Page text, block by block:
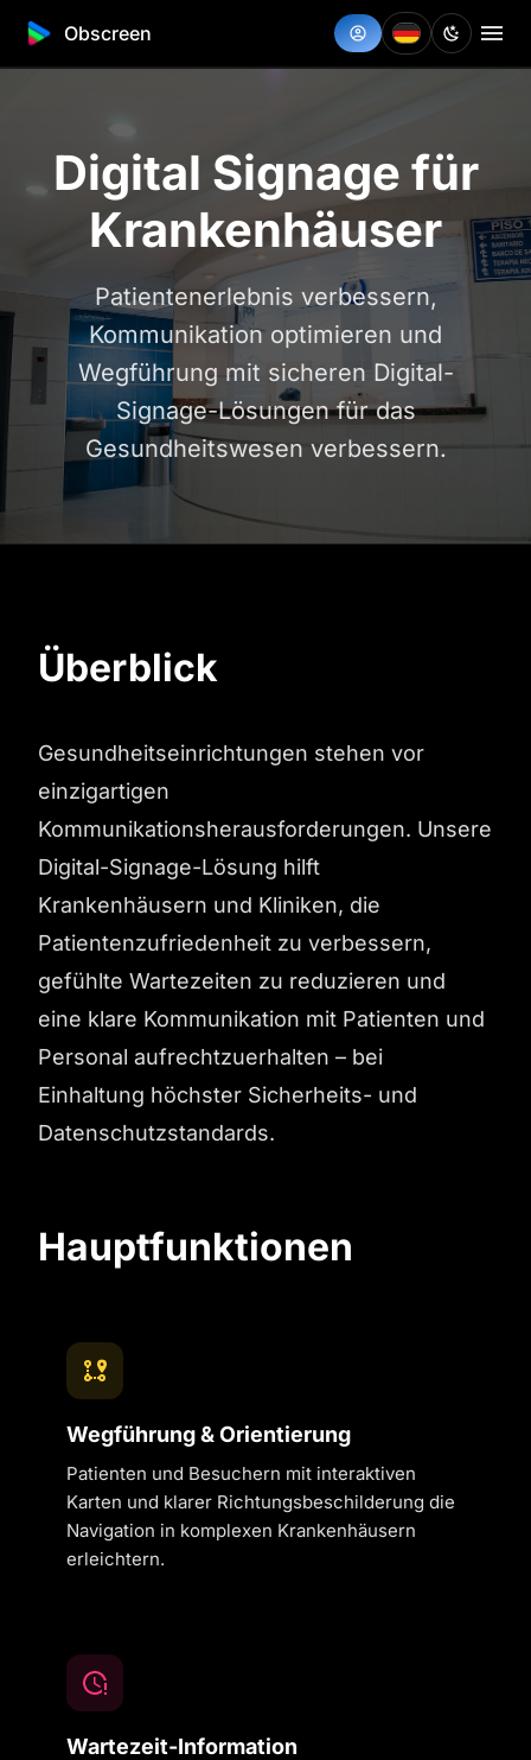
Obscreen
Digital Signage für
Krankenhäuser
Patientenerlebnis verbessern,
Kommunikation optimieren und
Wegführung mit sicheren Digital-
Signage-Lösungen für das
Gesundheitswesen verbessern.
Überblick
Gesundheitseinrichtungen stehen vor
einzigartigen
Kommunikationsherausforderungen. Unsere
Digital-Signage-Lösung hilft
Krankenhäusern und Kliniken, die
Patientenzufriedenheit zu verbessern,
gefühlte Wartezeiten zu reduzieren und
eine klare Kommunikation mit Patienten und
Personal aufrechtzuerhalten – bei
Einhaltung höchster Sicherheits- und
Datenschutzstandards.
Hauptfunktionen
Wegführung & Orientierung
Patienten und Besuchern mit interaktiven
Karten und klarer Richtungsbeschilderung die
Navigation in komplexen Krankenhäusern
erleichtern.
Wartezeit-Information